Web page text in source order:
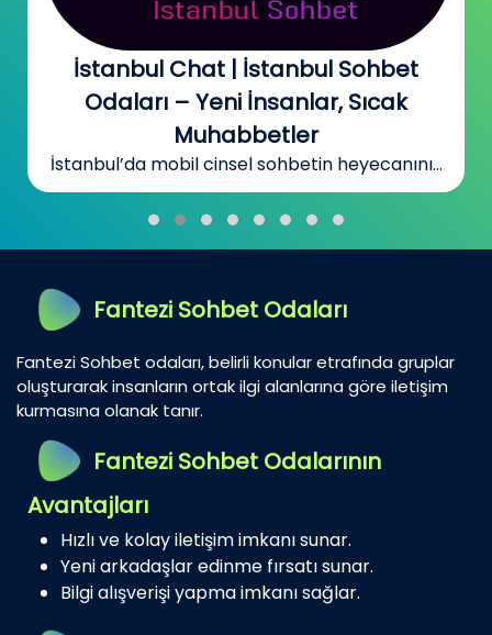
Bursa Online Sohbet – Ücretsiz Chat
ve Arkadaşlık Odaları
Bursa’da sohbetin heyecanını ve gizemini...
Fantezi Sohbet Odaları
Fantezi Sohbet odaları, belirli konular etrafında gruplar
oluşturarak insanların ortak ilgi alanlarına göre iletişim
kurmasına olanak tanır.
Fantezi Sohbet Odalarının
Avantajları
Hızlı ve kolay iletişim imkanı sunar.
Yeni arkadaşlar edinme fırsatı sunar.
Bilgi alışverişi yapma imkanı sağlar.